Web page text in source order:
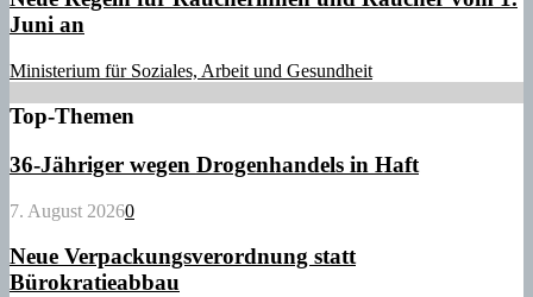
Juni an
Ministerium für Soziales, Arbeit und Gesundheit
Top-Themen
36-Jähriger wegen Drogenhandels in Haft
7. August 20260
Neue Verpackungsverordnung statt
Bürokratieabbau